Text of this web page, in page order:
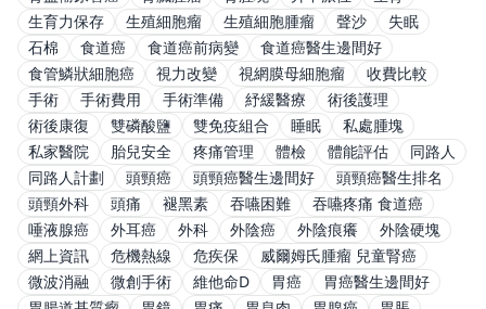
生育力保存
生殖細胞瘤 生殖細胞腫瘤 聲沙
失眠
石棉
食道癌 食道癌前病變
食道癌醫生邊間好
食管鱗狀細胞癌
視力改變 視網膜母細胞瘤
收費比較
手術
手術費用 手術準備 紓緩醫療
術後護理
術後康復
雙磷酸鹽 雙免疫組合 睡眠
私處腫塊
私家醫院
胎兒安全 疼痛管理 體檢 體能評估
同路人
同路人計劃
頭頸癌 頭頸癌醫生邊間好
頭頸癌醫生排名
頭頸外科
頭痛 褪黑素 吞嚥困難
吞嚥疼痛 食道癌
唾液腺癌
外耳癌 外科 外陰癌 外陰痕癢
外陰硬塊
網上資訊
危機熱線 危疾保
威爾姆氏腫瘤 兒童腎癌
微波消融
微創手術 維他命D 胃癌
胃癌醫生邊間好